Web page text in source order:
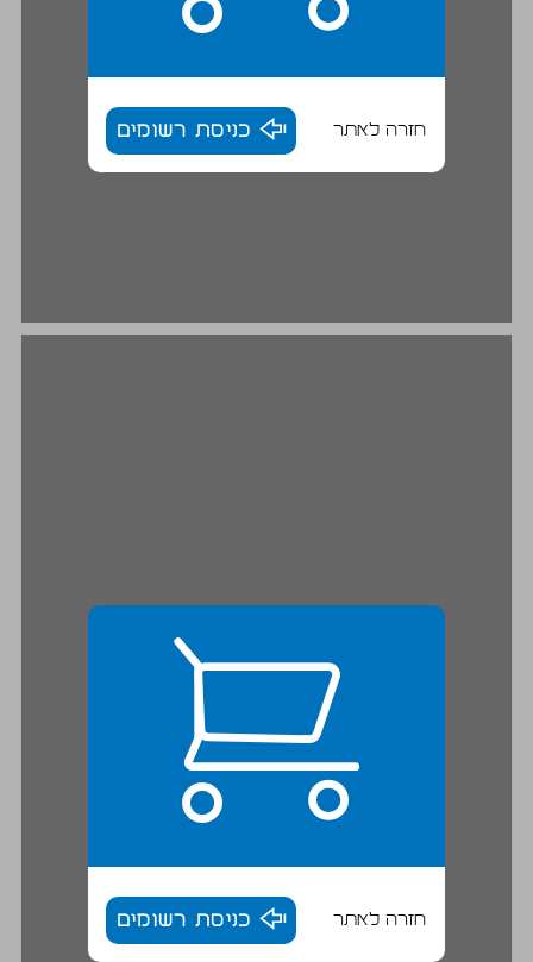
חזרה לאתר כניסת רשומים
חזרה לאתר כניסת רשומים